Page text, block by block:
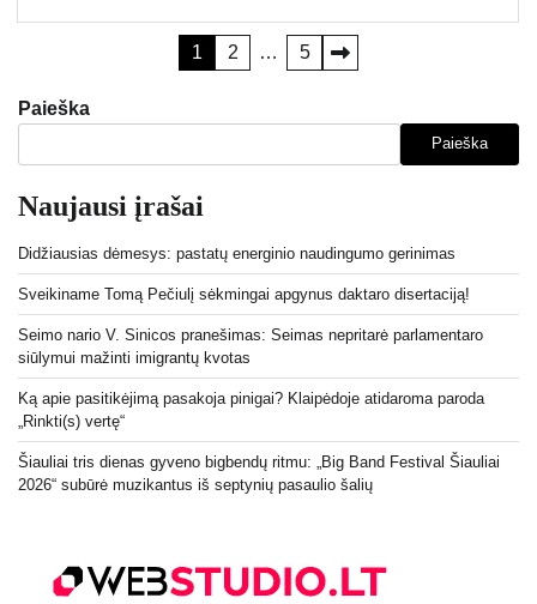
puslapiavimas
1 2 … 5
Paieška
Paieška
Naujausi įrašai
Didžiausias dėmesys: pastatų energinio naudingumo gerinimas
Sveikiname Tomą Pečiulį sėkmingai apgynus daktaro disertaciją!
Seimo nario V. Sinicos pranešimas: Seimas nepritarė parlamentaro
siūlymui mažinti imigrantų kvotas
Ką apie pasitikėjimą pasakoja pinigai? Klaipėdoje atidaroma paroda
„Rinkti(s) vertę“
Šiauliai tris dienas gyveno bigbendų ritmu: „Big Band Festival Šiauliai
2026“ subūrė muzikantus iš septynių pasaulio šalių